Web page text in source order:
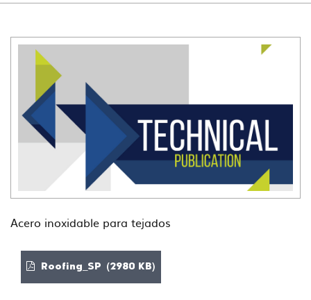
Acero inoxidable para tejados
Roofing_SP (2980 KB)